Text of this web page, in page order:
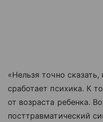
«Нельзя точно
сработает психика. К
от возраста ребенка.
посттравматический